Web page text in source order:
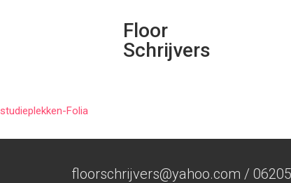
Floor
Schrijvers
studieplekken-Folia
floorschrijvers@yahoo.com /